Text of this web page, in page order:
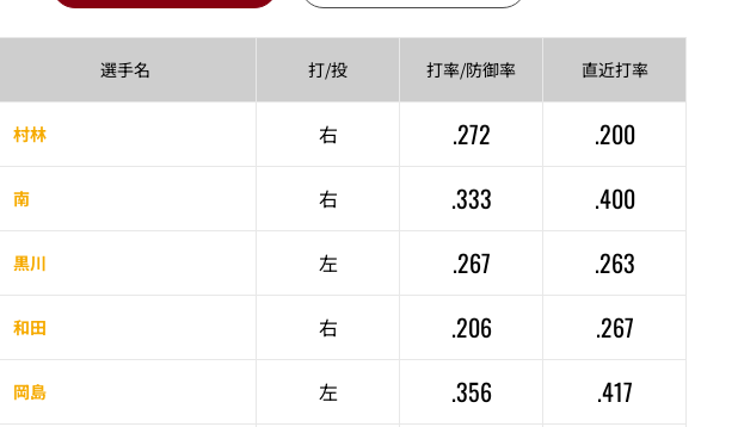
選手名 打/投 打率/防御率 直近打率
村林 右 .272
.200
南 右 .333
.400
黒川 左 .267
.263
和田 右 .206
.267
岡島 左 .356
.417